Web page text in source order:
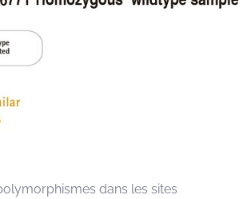
dans les sites